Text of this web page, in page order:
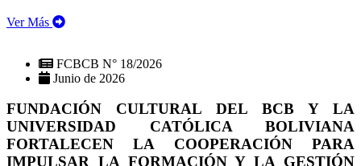
Ver Más
FCBCB N° 18/2026
Junio de 2026
FUNDACIÓN CULTURAL DEL BCB Y LA
UNIVERSIDAD CATÓLICA BOLIVIANA
FORTALECEN LA COOPERACIÓN PARA
IMPULSAR LA FORMACIÓN Y LA GESTIÓN